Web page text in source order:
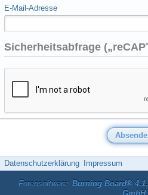
E-Mail-Adresse
Sicherheitsabfrage
Datenschutzerklärung Impressum
Forensoftware: Burning Board®
GmbH